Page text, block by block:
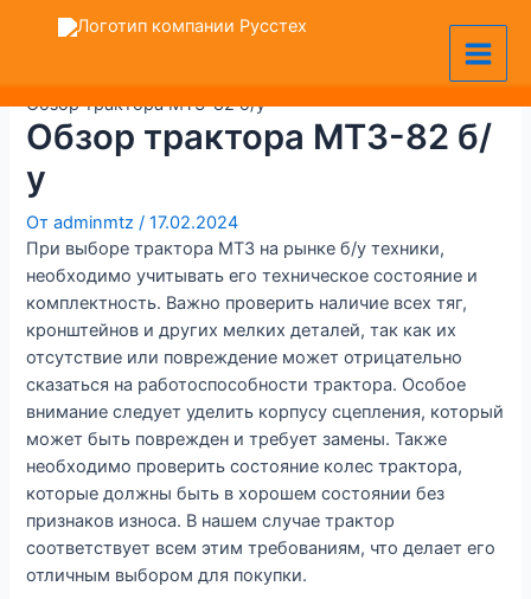
VK
Telegram
+7 (905) 128-36-00
Main
Menu
Обзор трактора МТЗ-82 б/у
Обзор трактора МТЗ-82 б/
у
Отadminmtz/17.02.2024
При выборе трактора МТЗ на рынке б/у техники,
необходимо учитывать его техническое состояние и
комплектность. Важно проверить наличие всех тяг,
кронштейнов и других мелких деталей, так как их
отсутствие или повреждение может отрицательно
сказаться на работоспособности трактора. Особое
внимание следует уделить корпусу сцепления, который
может быть поврежден и требует замены. Также
необходимо проверить состояние колес трактора,
которые должны быть в хорошем состоянии без
признаков износа. В нашем случае трактор
соответствует всем этим требованиям, что делает его
отличным выбором для покупки.
по